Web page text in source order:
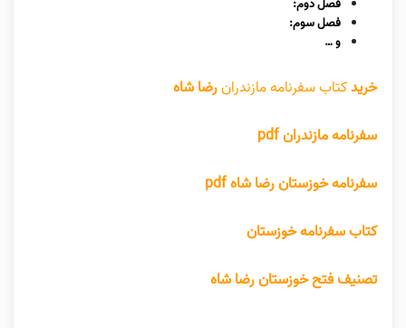
فصل دوم:
فصل سوم:
و …
خریدکتاب سفرنامه مازندرانرضا شاه
سفرنامه مازندران pdf
سفرنامه خوزستان رضا شاه pdf
کتاب سفرنامه خوزستان
تصنیف فتح خوزستان رضا شاه